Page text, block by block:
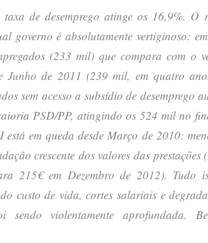
de desemprego atinge os 16,9%. O
governo é absolutamente vertiginoso:
(233 mil) que compara com o
Junho de 2011 (239 mil, em quatro
sem acesso a subsídio de desemprego
PSD/PP, atingindo os 524 mil no
está em queda desde Março de 2010:
crescente dos valores das
215€ em Dezembro de 2012). Tudo
custo de vida, cortes salariais e
sendo violentamente aprofundada.